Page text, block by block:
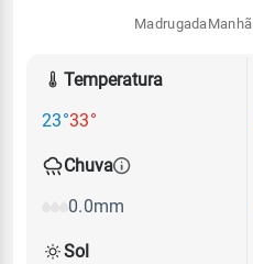
Madrugada Manhã
Temperatura
23°33°
Chuva
0.0mm
Sol